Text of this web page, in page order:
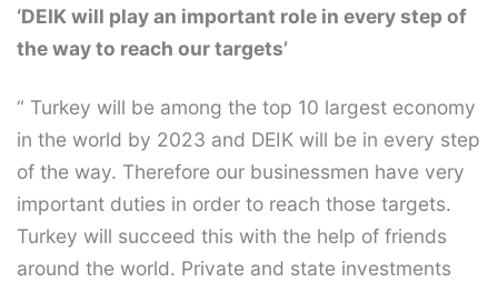
‘DEIK will play an important role in every step of
the way to reach our targets’
“ Turkey will be among the top 10 largest economy
in the world by 2023 and DEIK will be in every step
of the way. Therefore our businessmen have very
important duties in order to reach those targets.
Turkey will succeed this with the help of friends
around the world. Private and state investments